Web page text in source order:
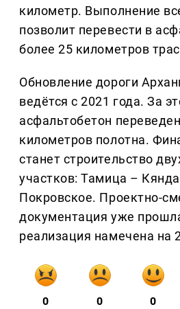
километр. Выполнение
позволит перевести в
более 25 километров
Обновление дороги
ведётся с 2021 года. За
асфальтобетон
километров полотна.
станет строительство
участков: Тамица –
Покровское. Проектно-
документация уже
реализация намечена на
0 0 0